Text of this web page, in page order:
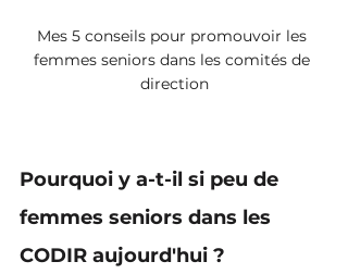
Mes 5 conseils pour promouvoir les
femmes seniors dans les comités de
direction
Pourquoi y a-t-il si peu de
femmes seniors dans les
CODIR aujourd'hui ?